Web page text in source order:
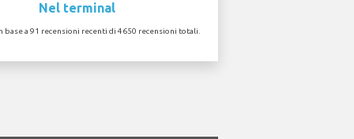
Nel terminal
base a 91 recensioni recenti di 4650 recensioni totali.